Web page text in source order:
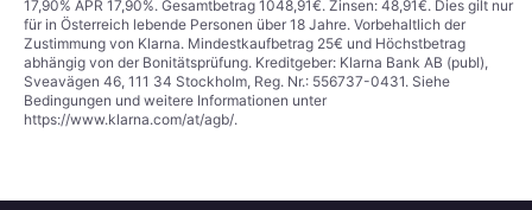
17,90% APR 17,90%. Gesamtbetrag 1048,91€. Zinsen: 48,91€. Dies gilt nur
für in Österreich lebende Personen über 18 Jahre. Vorbehaltlich der
Zustimmung von Klarna. Mindestkaufbetrag 25€ und Höchstbetrag
abhängig von der Bonitätsprüfung. Kreditgeber: Klarna Bank AB (publ),
Sveavägen 46, 111 34 Stockholm, Reg. Nr.: 556737-0431. Siehe
Bedingungen und weitere Informationen unter
https://www.klarna.com/at/agb/.